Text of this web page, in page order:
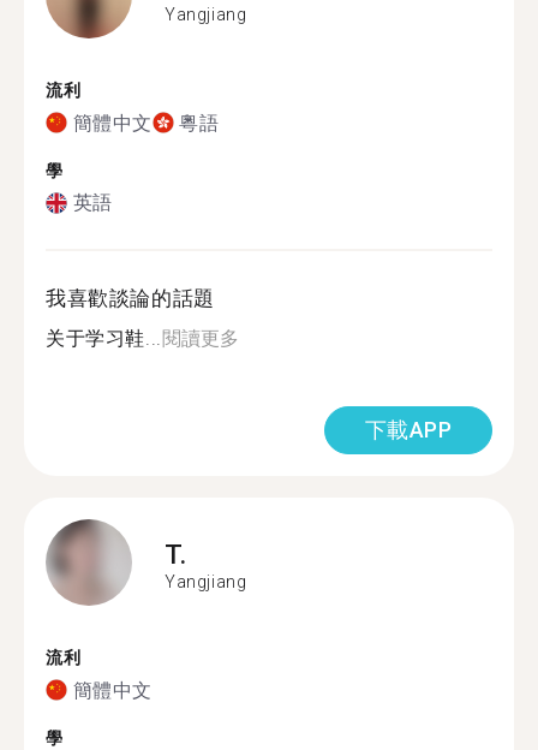
Yangjiang
流利
簡體中文 粵語
學
英語
我喜歡談論的話題
关于学习鞋...閱讀更多
下載APP
T.
Yangjiang
流利
簡體中文
學